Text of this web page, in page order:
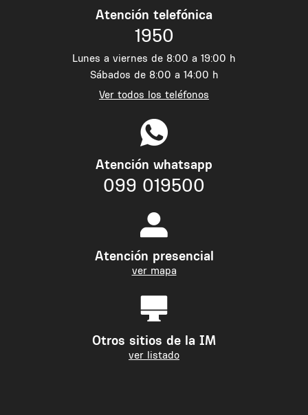
Atención telefónica
1950
Lunes a viernes de 8:00 a 19:00 h
Sábados de 8:00 a 14:00 h
Ver todos los teléfonos
Atención whatsapp
099 019500
Atención presencial
ver mapa
Otros sitios de la IM
ver listado